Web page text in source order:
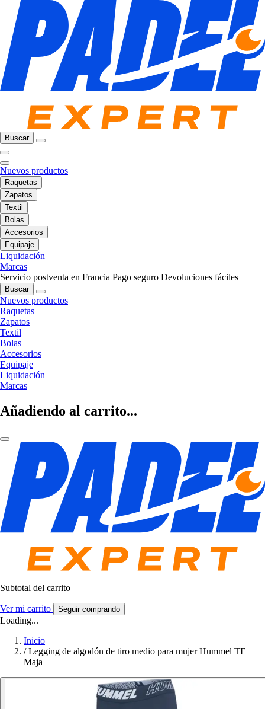
Buscar
Nuevos productos
Raquetas
Zapatos
Textil
Bolas
Accesorios
Equipaje
Liquidación
Marcas
Servicio postventa en Francia Pago seguro Devoluciones fáciles
Buscar
Nuevos productos
Raquetas
Zapatos
Textil
Bolas
Accesorios
Equipaje
Liquidación
Marcas
Añadiendo al carrito...
Subtotal del carrito
Ver mi carrito Seguir comprando
Loading...
Inicio
/ Legging de algodón de tiro medio para mujer Hummel TE
Maja